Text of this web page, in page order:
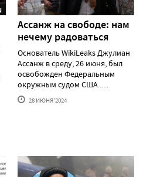
Ассанж на свободе: нам
нечему радоваться
Основатель WikiLeaks Джулиан
Ассанж в среду, 26 июня, был
освобожден Федеральным
окружным судом США......
28 ИЮНЯ'2024